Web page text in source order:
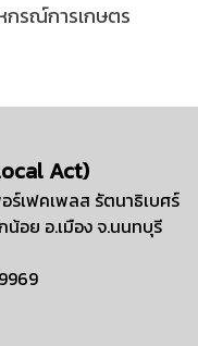
กรณ์การเกษตร
Act)
ร์เฟคเพลส รัตนาธิเบศร์
น้อย อ.เมือง จ.นนทบุรี